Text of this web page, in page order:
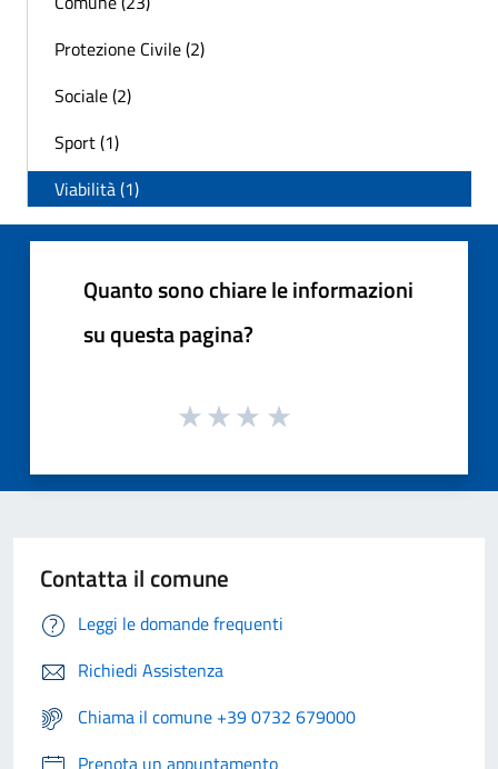
Protezione Civile (2)
Sociale (2)
Sport (1)
Viabilità (1)
Quanto sono chiare le informazioni
su questa pagina?
Contatta il comune
Leggi le domande frequenti
Richiedi Assistenza
Chiama il comune +39 0732 679000